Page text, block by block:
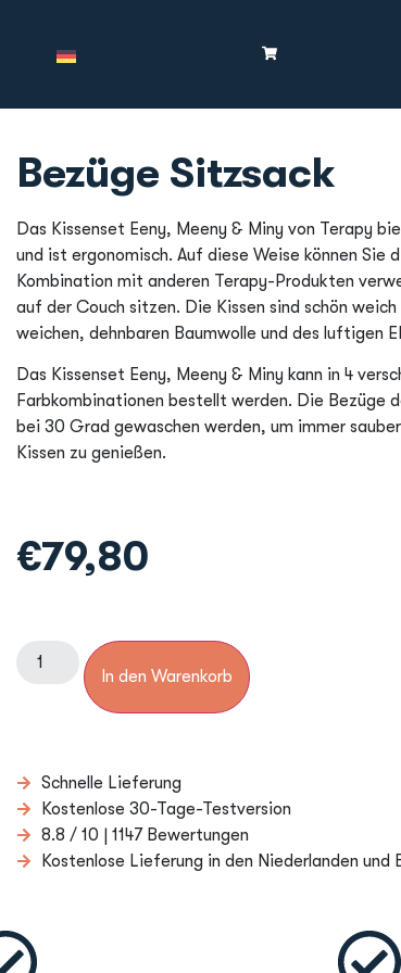
Bezüge Sitzsack
Das Kissenset Eeny, Meeny & Miny von Terapy
und ist ergonomisch. Auf diese Weise können Sie
Kombination mit anderen Terapy-Produkten
auf der Couch sitzen. Die Kissen sind schön
weichen, dehnbaren Baumwolle und des luftigen
Das Kissenset Eeny, Meeny & Miny kann in 4
Farbkombinationen bestellt werden. Die Bezüge
bei 30 Grad gewaschen werden, um immer
Kissen zu genießen.
€79,80
In den Warenkorb
Schnelle Lieferung
Kostenlose 30-Tage-Testversion
8.8 / 10 | 1147 Bewertungen
Kostenlose Lieferung in den Niederlanden und